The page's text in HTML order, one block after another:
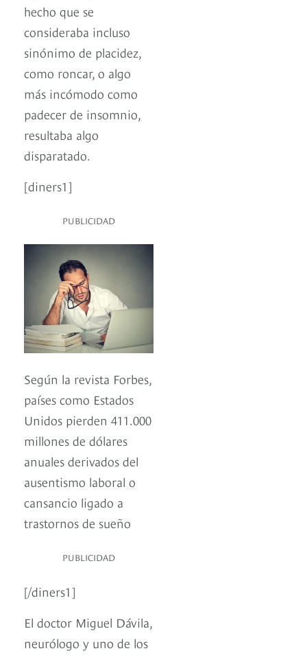
hecho que se
consideraba incluso
sinónimo de placidez,
como roncar, o algo
más incómodo como
padecer de insomnio,
resultaba algo
disparatado.
[diners1]
PUBLICIDAD
Según la revista Forbes,
países como Estados
Unidos pierden 411.000
millones de dólares
anuales derivados del
ausentismo laboral o
cansancio ligado a
trastornos de sueño
PUBLICIDAD
[/diners1]
El doctor Miguel Dávila,
neurólogo y uno de los